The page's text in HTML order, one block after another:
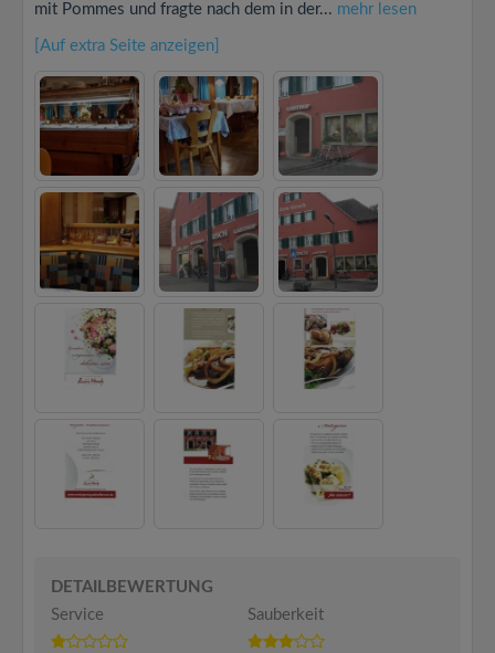
mit Pommes und fragte nach dem in der... mehr lesen
[Auf extra Seite anzeigen]
DETAILBEWERTUNG
Service
Sauberkeit